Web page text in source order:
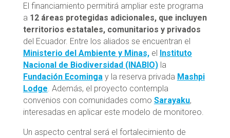
El financiamiento permitirá ampliar este programa
a 12 áreas protegidas adicionales, que incluyen
territorios estatales, comunitarios y privados
del Ecuador. Entre los aliados se encuentran el
Ministerio del Ambiente y Minas,el Instituto
Nacional de Biodiversidad (INABIO)la
Fundación Ecominga y la reserva privada Mashpi
Lodge . Además, el proyecto contempla
convenios con comunidades como Sarayaku,
interesadas en aplicar este modelo de monitoreo.
Un aspecto central será el fortalecimiento de